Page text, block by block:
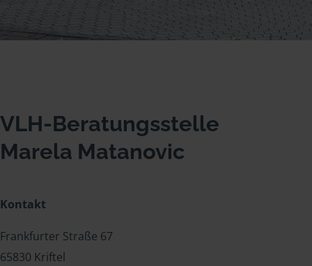
VLH-Beratungsstelle
Marela Matanovic
Kontakt
Frankfurter Straße 67
65830 Kriftel